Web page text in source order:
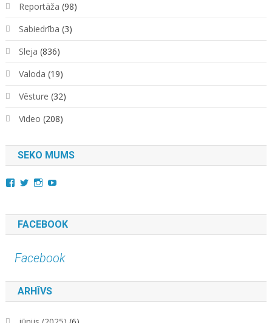
Reportāža (98)
Sabiedrība (3)
Sleja (836)
Valoda (19)
Vēsture (32)
Video (208)
SEKO MUMS
View
Facebook
View
Twitter
View
Instagram
YouTube
FACEBOOK
Facebook
ARHĪVS